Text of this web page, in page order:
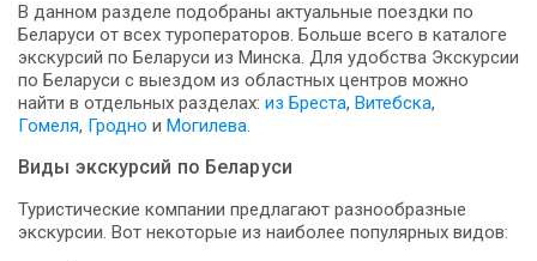
В данном разделе подобраны актуальные поездки по
Беларуси от всех туроператоров. Больше всего в каталоге
экскурсий по Беларуси из Минска. Для удобства Экскурсии
по Беларуси с выездом из областных центров можно
найти в отдельных разделах: из Бреста, Витебска,
Гомеля, Гродно и Могилева.
Виды экскурсий по Беларуси
Туристические компании предлагают разнообразные
экскурсии. Вот некоторые из наиболее популярных видов: